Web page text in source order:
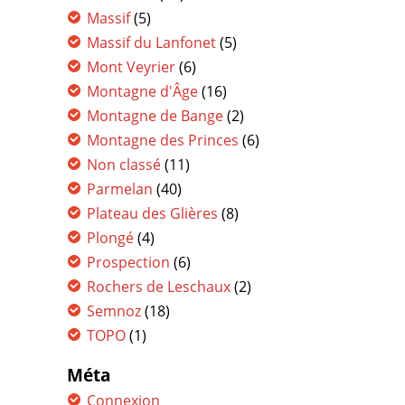
Massif(5)
Massif du Lanfonet(5)
Mont Veyrier(6)
Montagne d'Âge(16)
Montagne de Bange(2)
Montagne des Princes (6)
Non classé(11)
Parmelan (40)
Plateau des Glières (8)
Plongé(4)
Prospection (6)
Rochers de Leschaux(2)
Semnoz(18)
TOPO(1)
Méta
Connexion